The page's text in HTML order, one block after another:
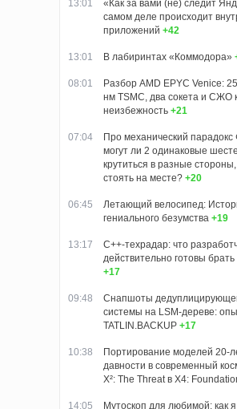
13:01
«Как за вами (не) следит
самом деле происходит
приложений +42
13:01 В лабиринтах «Коммодора»
08:01
Разбор AMD EPYC Venice:
нм TSMC, два сокета и СЖО
неизбежность +21
07:04
Про механический парадокс
могут ли 2 одинаковые
крутиться в разные
стоять на месте? +20
06:45
Летающий велосипед:
гениального безумства +19
13:17
C++-техрадар: что
действительно готовы брать
+17
09:48
Снапшоты
системы на LSM-дереве:
TATLIN.BACKUP +17
10:38
Портирование моделей 20-
давности в современный
X²: The Threat в X4:
14:05
Мутоскоп для любимой: как